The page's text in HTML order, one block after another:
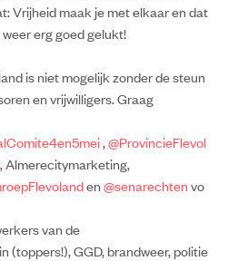
Vrijheid maak je met elkaar en dat
erg goed gelukt!
is niet mogelijk zonder de steun
en vrijwilligers. Graag
,@ProvincieFlevol
, Almerecitymarketing,
en@senarechtenvo
van de
(toppers!), GGD, brandweer, politie